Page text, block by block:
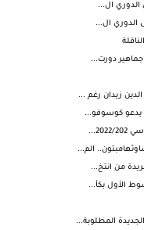
الدوري ال...
الدوري ال...
جماهير دورت...
زيدان رغم ...
يدعو كوسوفو...
الم...
من انتخ...
المطلوبة...